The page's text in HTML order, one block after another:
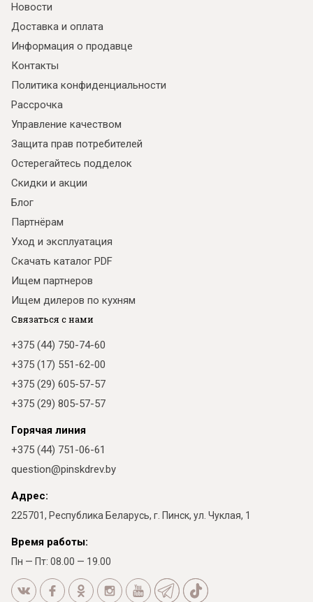
Новости
Доставка и оплата
Информация о продавце
Контакты
Политика конфиденциальности
Рассрочка
Управление качеством
Защита прав потребителей
Остерегайтесь подделок
Скидки и акции
Блог
Партнёрам
Уход и эксплуатация
Скачать каталог PDF
Ищем партнеров
Ищем дилеров по кухням
Связаться с нами
+375 (44) 750-74-60
+375 (17) 551-62-00
+375 (29) 605-57-57
+375 (29) 805-57-57
Горячая линия
+375 (44) 751-06-61
question@pinskdrev.by
Адрес:
225701, Республика Беларусь, г. Пинск, ул. Чуклая, 1
Время работы:
Пн — Пт: 08.00 — 19.00